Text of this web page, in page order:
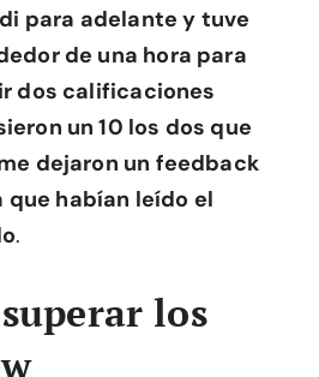
para adelante y tuve
de una hora para
dos calificaciones
un 10 los dos que
dejaron un feedback
habían leído el
.
los